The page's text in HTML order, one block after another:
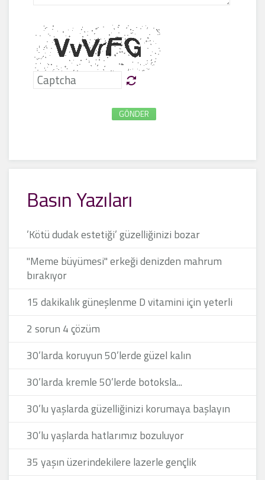
GÖNDER
Basın Yazıları
’Kötü dudak estetiği’ güzelliğinizi bozar
"Meme büyümesi" erkeği denizden mahrum
bırakıyor
15 dakikalık güneşlenme D vitamini için yeterli
2 sorun 4 çözüm
30’larda koruyun 50’lerde güzel kalın
30’larda kremle 50’lerde botoksla...
30’lu yaşlarda güzelliğinizi korumaya başlayın
30’lu yaşlarda hatlarımız bozuluyor
35 yaşın üzerindekilere lazerle gençlik